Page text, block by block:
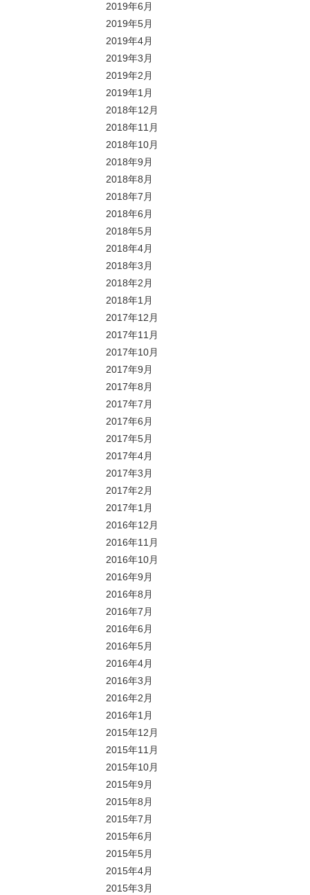
2019年6月
2019年5月
2019年4月
2019年3月
2019年2月
2019年1月
2018年12月
2018年11月
2018年10月
2018年9月
2018年8月
2018年7月
2018年6月
2018年5月
2018年4月
2018年3月
2018年2月
2018年1月
2017年12月
2017年11月
2017年10月
2017年9月
2017年8月
2017年7月
2017年6月
2017年5月
2017年4月
2017年3月
2017年2月
2017年1月
2016年12月
2016年11月
2016年10月
2016年9月
2016年8月
2016年7月
2016年6月
2016年5月
2016年4月
2016年3月
2016年2月
2016年1月
2015年12月
2015年11月
2015年10月
2015年9月
2015年8月
2015年7月
2015年6月
2015年5月
2015年4月
2015年3月